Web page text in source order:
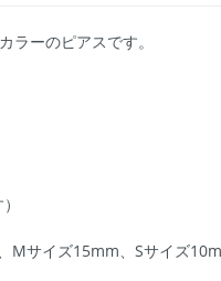
ラーのピアスです。
Mサイズ15mm、Sサイズ